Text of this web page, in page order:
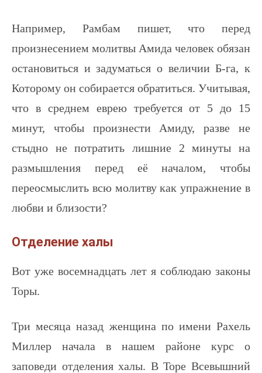
Например, Рамбам пишет, что перед
произнесением молитвы Амида человек обязан
остановиться и задуматься о величии Б-га, к
Которому он собирается обратиться. Учитывая,
что в среднем еврею требуется от 5 до 15
минут, чтобы произнести Амиду, разве не
стыдно не потратить лишние 2 минуты на
размышления перед её началом, чтобы
переосмыслить всю молитву как упражнение в
любви и близости?
Отделение халы
Вот уже восемнадцать лет я соблюдаю законы
Торы.
Три месяца назад женщина по имени Рахель
Миллер начала в нашем районе курс о
заповеди отделения халы. В Торе Всевышний